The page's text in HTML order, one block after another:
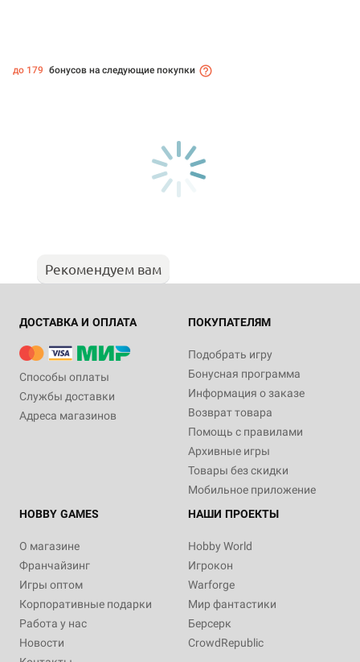
до 179 бонусов на следующие покупки
Рекомендуем вам
ДОСТАВКА И ОПЛАТА
Способы оплаты
Службы доставки
Адреса магазинов
ПОКУПАТЕЛЯМ
Подобрать игру
Бонусная программа
Информация о заказе
Возврат товара
Помощь с правилами
Архивные игры
Товары без скидки
Мобильное приложение
HOBBY GAMES
О магазине
Франчайзинг
Игры оптом
Корпоративные подарки
Работа у нас
Новости
НАШИ ПРОЕКТЫ
Hobby World
Игрокон
Warforge
Мир фантастики
Берсерк
CrowdRepublic